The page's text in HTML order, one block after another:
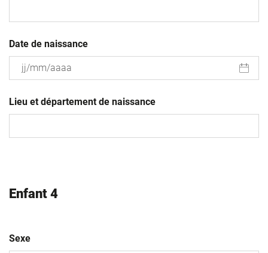
Date de naissance
slash
MM
Lieu et département de naissance
Enfant 4
Sexe